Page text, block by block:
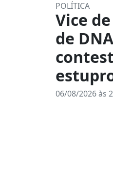
POLÍTICA
Vice
de
06/08/2026 às